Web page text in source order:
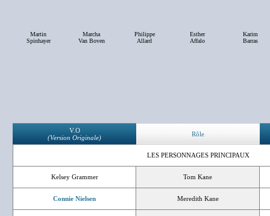
Martin
Spinhayer
Marcha
Van Boven
Philippe
Allard
Esther
Affalo
Karim
Barras
V.O
(Version Originale)
Rôle
LES PERSONNAGES PRINCIPAUX
Kelsey Grammer Tom Kane
Connie Nielsen Meredith Kane